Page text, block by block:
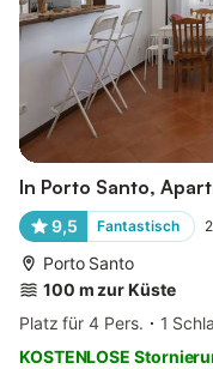
In Porto Santo,
9,5 Fantastisch
Porto Santo
100 m zur Küste
Platz für 4 Pers.
1
KOSTENLOSE